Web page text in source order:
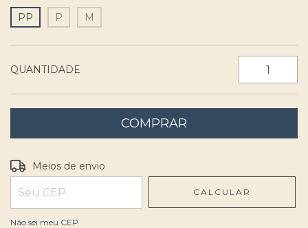
PP
P M
QUANTIDADE
Entregas para o CEP:
Meios de envio
CALCULAR
Não sei meu CEP